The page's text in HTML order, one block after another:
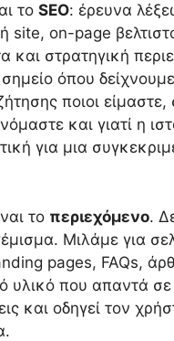
το SEO: έρευνα
site, on-page
και στρατηγική
όπου
ποιοι είμαστε,
και γιατί η
για μια
το περιεχόμενο.
Μιλάμε για
pages, FAQs,
υλικό που απαντά σε
και οδηγεί τον